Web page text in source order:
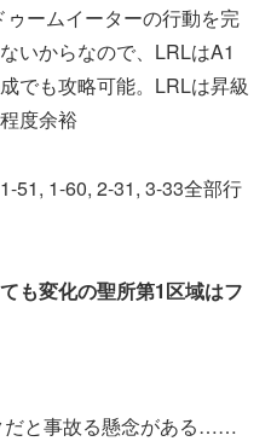
ームイーターの行動を完
いからなので、LRLはA1
でも攻略可能。LRLは昇級
度余裕
51, 1-60, 2-31, 3-33全部行
も変化の聖所第1区域はフ
だと事故る懸念がある……